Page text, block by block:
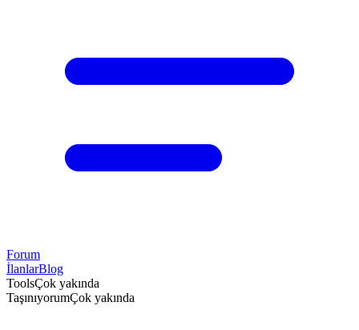
Forum
İlanlarBlog
ToolsÇok yakında
TaşınıyorumÇok yakında